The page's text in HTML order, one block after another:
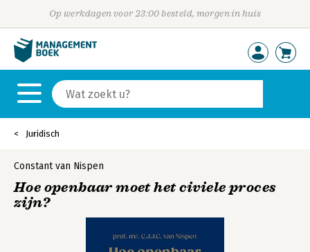
Op werkdagen voor 23:00 besteld, morgen in huis
Juridisch
Constant van Nispen
Hoe openbaar moet het civiele proces
zijn?